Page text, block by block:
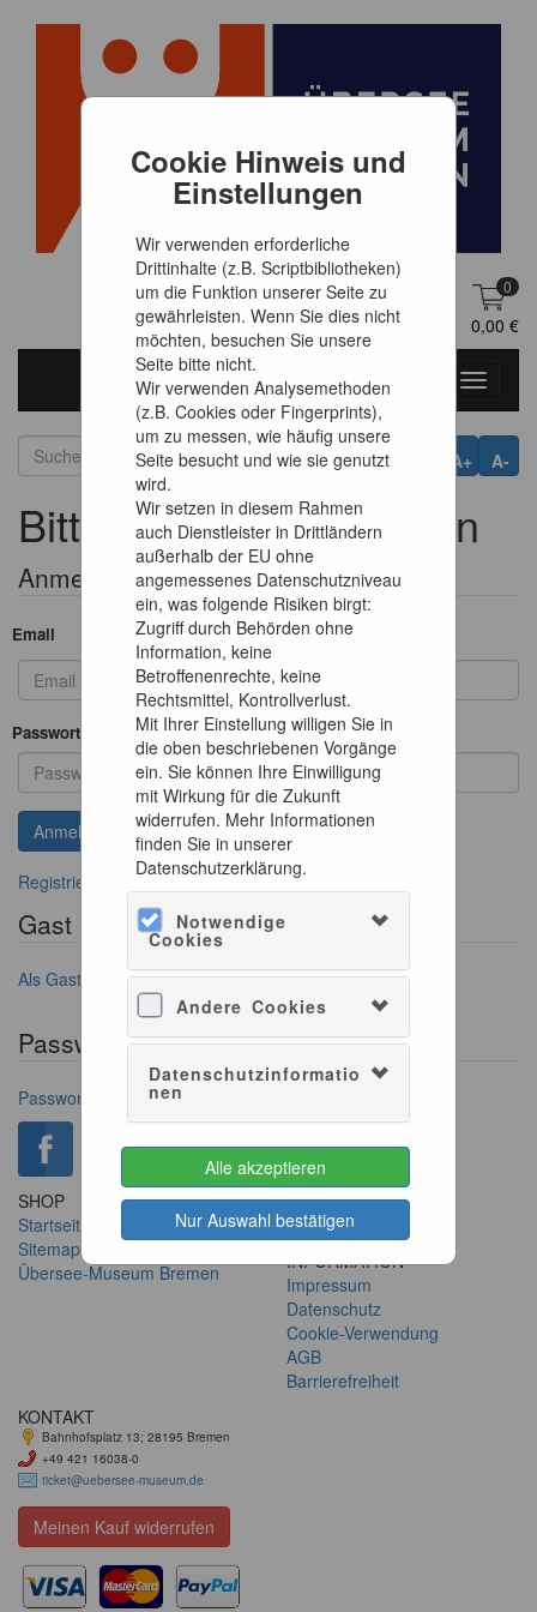
Cookie Hinweis und
Einstellungen
Wir verwenden erforderliche
Drittinhalte (z.B. Scriptbibliotheken)
um die Funktion unserer Seite zu
gewährleisten. Wenn Sie dies nicht
möchten, besuchen Sie unsere
Seite bitte nicht.
Wir verwenden Analysemethoden
(z.B. Cookies oder Fingerprints),
um zu messen, wie häufig unsere
Seite besucht und wie sie genutzt
wird.
Wir setzen in diesem Rahmen
auch Dienstleister in Drittländern
außerhalb der EU ohne
angemessenes Datenschutzniveau
ein, was folgende Risiken birgt:
Zugriff durch Behörden ohne
Information, keine
Betroffenenrechte, keine
Rechtsmittel, Kontrollverlust.
Mit Ihrer Einstellung willigen Sie in
die oben beschriebenen Vorgänge
ein. Sie können Ihre Einwilligung
mit Wirkung für die Zukunft
widerrufen. Mehr Informationen
finden Sie in unserer
Datenschutzerklärung.
Notwendige
Cookies
Andere Cookies
Datenschutzinformatio
nen
Alle akzeptieren
Nur Auswahl bestätigen
DE Anmelden
0
0,00 €
Toggle
A-
A+
Bitte melden Sie sich an
Anmeldeformular
Email
Passwort
Registrieren, wenn Sie kein Konto besitzen
Gast Login
Als Gast anmelden
Passwort vergessen?
Passwort anfordern
SHOP
Startseite
Sitemap
Übersee-Museum Bremen
SERVICE
Konto verwalten
INFORMATION
Impressum
Datenschutz
Cookie-Verwendung
AGB
Barrierefreiheit
KONTAKT
Bahnhofsplatz 13; 28195 Bremen
+49 421 16038-0
ticket@uebersee-museum.de
Meinen Kauf widerrufen